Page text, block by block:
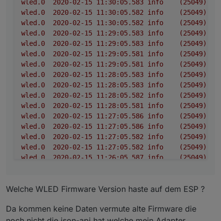
wled.0	2020-02-15 11:27:05.586	info
wled.0	2020-02-15 11:27:05.582	info
wled.0	2020-02-15 11:27:05.582	info
wled.0	2020-02-15 11:26:05.587	info
wled.0	2020-02-15 11:26:05.584	info
wled.0	2020-02-15 11:26:05.581	info
wled.0	2020-02-15 11:26:05.580	info
wled.0	2020-02-15 11:25:05.581	info
wled.0	2020-02-15 11:25:05.581	info
wled.0	2020-02-15 11:25:05.579	info
wled.0	2020-02-15 11:25:05.579	info
wled.0	2020-02-15 11:24:05.676	info
wled.0	2020-02-15 11:24:05.675	info
wled.0	2020-02-15 11:24:05.651	info
wled.0	2020-02-15 11:24:05.651	info
wled.0	2020-02-15 11:24:05.572	warn
wled.0
info (25049)
wled.0
info (25049)
wled.0
info (25049)
wled.0
info (25049)
wled.0
info (25049)
wled.0
info (25049)
wled.0
info (25049)
wled.0
info (25049)
wled.0
info (25049)
wled.0
info (25049)
wled.0
info (25049)
wled.0
info (25049)
wled.0
info (25049)
wled.0
info (25049)
wled.0
info (25049)
wled.0
info (25049)
wled.0
2020-02-15 11:26:05.580 info (25049)
wled.0
2020-02-15 11:25:05.581 info (25049)
Welche WLED Firmware Version haste auf dem ESP ?
Da kommen keine Daten vermute alte Firmware die